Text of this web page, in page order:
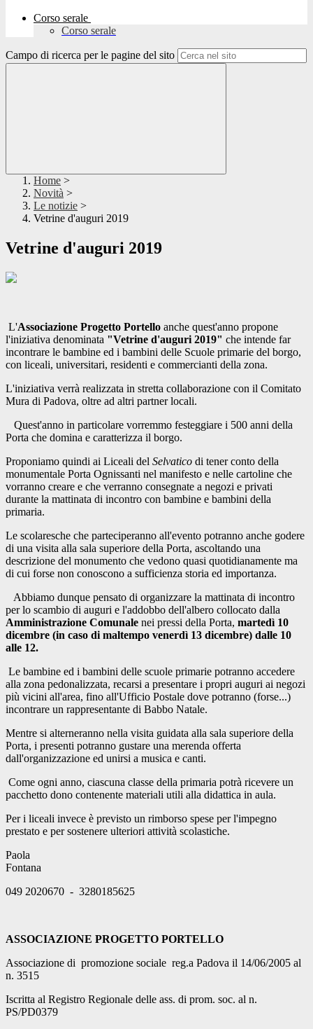
Corso serale
Corso serale
Campo di ricerca per le pagine del sito
Home >
Novità >
Le notizie >
Vetrine d'auguri 2019
Vetrine d'auguri 2019
L'Associazione Progetto Portello anche quest'anno propone
l'iniziativa denominata "Vetrine d'auguri 2019" che intende far
incontrare le bambine ed i bambini delle Scuole primarie del borgo,
con liceali, universitari, residenti e commercianti della zona.
L'iniziativa verrà realizzata in stretta collaborazione con il Comitato
Mura di Padova, oltre ad altri partner locali.
Quest'anno in particolare vorremmo festeggiare i 500 anni della
Porta che domina e caratterizza il borgo.
Proponiamo quindi ai Liceali del Selvatico di tener conto della
monumentale Porta Ognissanti nel manifesto e nelle cartoline che
vorranno creare e che verranno consegnate a negozi e privati
durante la mattinata di incontro con bambine e bambini della
primaria.
Le scolaresche che parteciperanno all'evento potranno anche godere
di una visita alla sala superiore della Porta, ascoltando una
descrizione del monumento che vedono quasi quotidianamente ma
di cui forse non conoscono a sufficienza storia ed importanza.
Abbiamo dunque pensato di organizzare la mattinata di incontro
per lo scambio di auguri e l'addobbo dell'albero collocato dalla
Amministrazione Comunale nei pressi della Porta, martedì 10
dicembre (in caso di maltempo venerdì 13 dicembre) dalle 10
alle 12.
Le bambine ed i bambini delle scuole primarie potranno accedere
alla zona pedonalizzata, recarsi a presentare i propri auguri ai negozi
più vicini all'area, fino all'Ufficio Postale dove potranno (forse...)
incontrare un rappresentante di Babbo Natale.
Mentre si alterneranno nella visita guidata alla sala superiore della
Porta, i presenti potranno gustare una merenda offerta
dall'organizzazione ed unirsi a musica e canti.
Come ogni anno, ciascuna classe della primaria potrà ricevere un
pacchetto dono contenente materiali utili alla didattica in aula.
Per i liceali invece è previsto un rimborso spese per l'impegno
prestato e per sostenere ulteriori attività scolastiche.
Paola
Fontana
049 2020670 - 3280185625
ASSOCIAZIONE PROGETTO PORTELLO
Associazione di promozione sociale reg.a Padova il 14/06/2005 al
n. 3515
Iscritta al Registro Regionale delle ass. di prom. soc. al n.
PS/PD0379